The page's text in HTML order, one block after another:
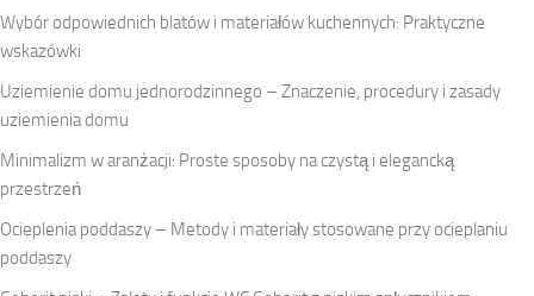
Wybór odpowiednich blatów i materiałów kuchennych: Praktyczne
wskazówki
Uziemienie domu jednorodzinnego – Znaczenie, procedury i zasady
uziemienia domu
Minimalizm w aranżacji: Proste sposoby na czystą i elegancką
przestrzeń
Ocieplenia poddaszy – Metody i materiały stosowane przy ocieplaniu
poddaszy